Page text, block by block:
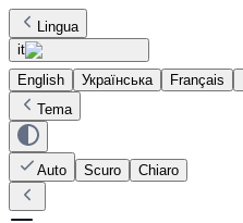
Lingua
it
English
Українська Français
Tema
Auto Scuro Chiaro